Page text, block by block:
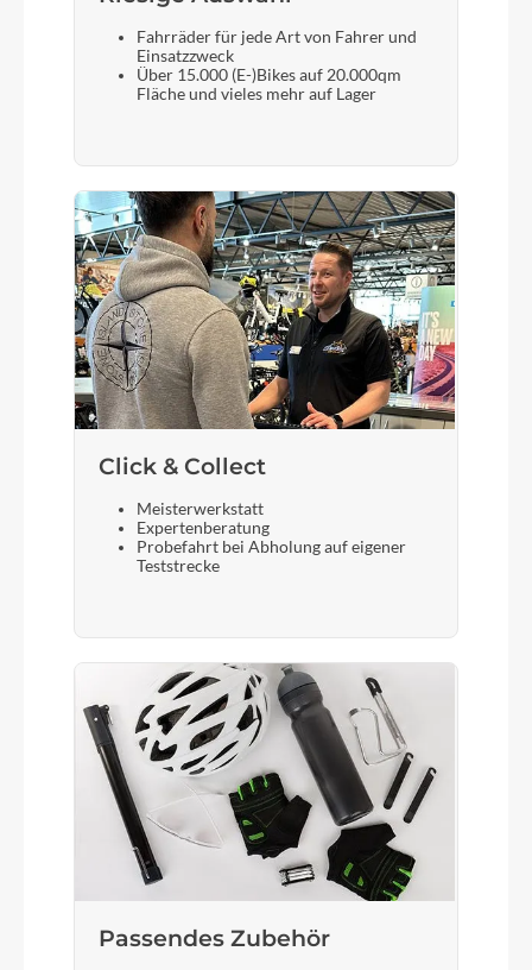
Gabel
Pulsium Disc thru axle UD Superlight carbon
Fahrräder für jede Art von Fahrer und
Einsatzzweck
Über 15.000 (E-)Bikes auf 20.000qm
Fläche und vieles mehr auf Lager
Click & Collect
Meisterwerkstatt
Expertenberatung
Probefahrt bei Abholung auf eigener
Teststrecke
Passendes Zubehör